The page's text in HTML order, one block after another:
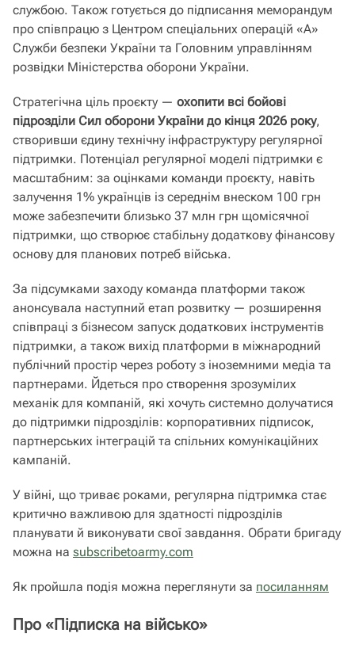
службою. Також готується до підписання меморандум
про співпрацю з Центром спеціальних операцій «А»
Служби безпеки України та Головним управлінням
розвідки Міністерства оборони України.
Стратегічна ціль проєкту — охопити всі бойові
підрозділи Сил оборони України до кінця 2026 року,
створивши єдину технічну інфраструктуру регулярної
підтримки. Потенціал регулярної моделі підтримки є
масштабним: за оцінками команди проєкту, навіть
залучення 1% українців із середнім внеском 100 грн
може забезпечити близько 37 млн грн щомісячної
підтримки, що створює стабільну додаткову фінансову
основу для планових потреб війська.
За підсумками заходу команда платформи також
анонсувала наступний етап розвитку — розширення
співпраці з бізнесом запуск додаткових інструментів
підтримки, а також вихід платформи в міжнародний
публічний простір через роботу з іноземними медіа та
партнерами. Йдеться про створення зрозумілих
механік для компаній, які хочуть системно долучатися
до підтримки підрозділів: корпоративних підписок,
партнерських інтеграцій та спільних комунікаційних
кампаній.
У війні, що триває роками, регулярна підтримка стає
критично важливою для здатності підрозділів
планувати й виконувати свої завдання. Обрати бригаду
можна на subscribetoarmy.com
Як пройшла подія можна переглянути за посиланням
Про «Підписка на військо»